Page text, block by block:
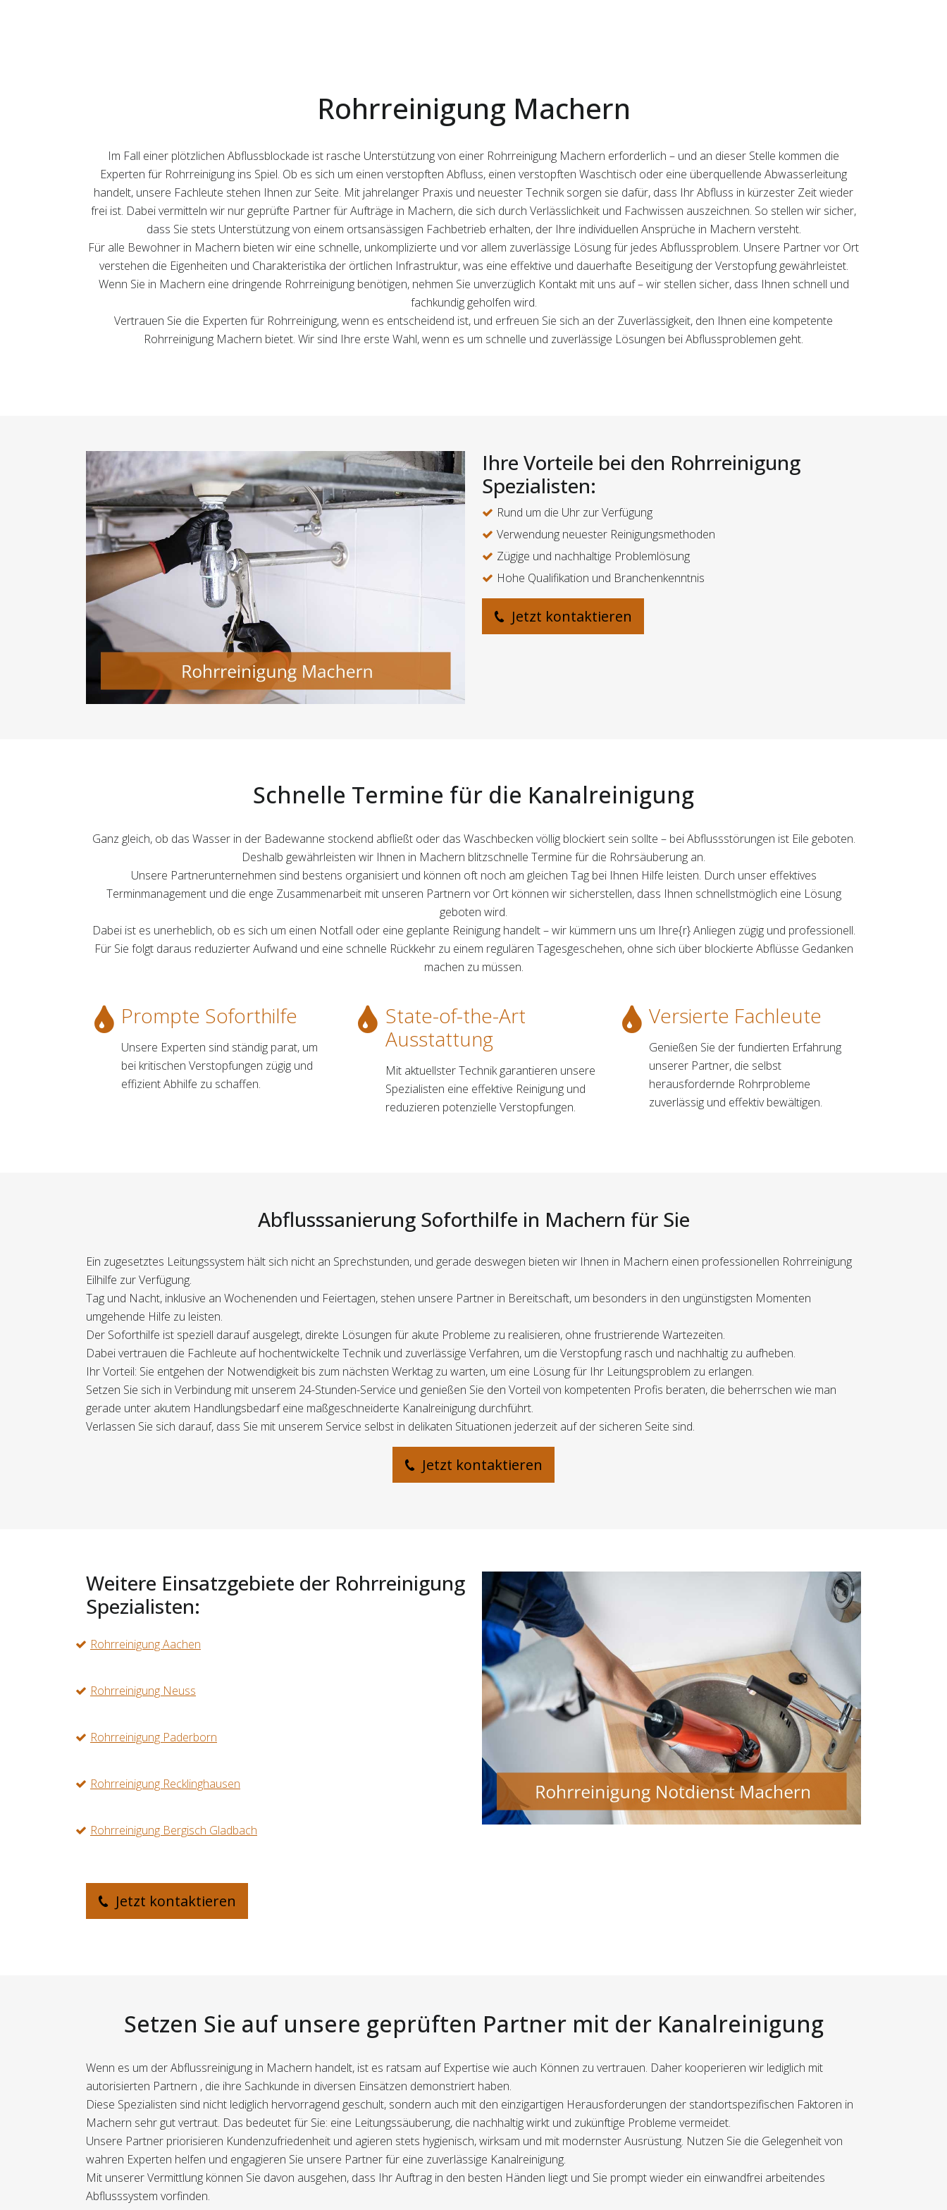
Rohrreinigung Machern
Im Fall einer plötzlichen Abflussblockade ist rasche Unterstützung von einer Rohrreinigung Machern erforderlich – und an dieser Stelle kommen die
Experten für Rohrreinigung ins Spiel. Ob es sich um einen verstopften Abfluss, einen verstopften Waschtisch oder eine überquellende Abwasserleitung
handelt, unsere Fachleute stehen Ihnen zur Seite. Mit jahrelanger Praxis und neuester Technik sorgen sie dafür, dass Ihr Abfluss in kürzester Zeit wieder
frei ist. Dabei vermitteln wir nur geprüfte Partner für Aufträge in Machern, die sich durch Verlässlichkeit und Fachwissen auszeichnen. So stellen wir sicher,
dass Sie stets Unterstützung von einem ortsansässigen Fachbetrieb erhalten, der Ihre individuellen Ansprüche in Machern versteht.
Für alle Bewohner in Machern bieten wir eine schnelle, unkomplizierte und vor allem zuverlässige Lösung für jedes Abflussproblem. Unsere Partner vor Ort
verstehen die Eigenheiten und Charakteristika der örtlichen Infrastruktur, was eine effektive und dauerhafte Beseitigung der Verstopfung gewährleistet.
Wenn Sie in Machern eine dringende Rohrreinigung benötigen, nehmen Sie unverzüglich Kontakt mit uns auf – wir stellen sicher, dass Ihnen schnell und
fachkundig geholfen wird.
Vertrauen Sie die Experten für Rohrreinigung, wenn es entscheidend ist, und erfreuen Sie sich an der Zuverlässigkeit, den Ihnen eine kompetente
Rohrreinigung Machern bietet. Wir sind Ihre erste Wahl, wenn es um schnelle und zuverlässige Lösungen bei Abflussproblemen geht.
Ihre Vorteile bei den Rohrreinigung
Spezialisten:
Rund um die Uhr zur Verfügung
Verwendung neuester Reinigungsmethoden
Zügige und nachhaltige Problemlösung
Hohe Qualifikation und Branchenkenntnis
Jetzt kontaktieren
Schnelle Termine für die Kanalreinigung
Ganz gleich, ob das Wasser in der Badewanne stockend abfließt oder das Waschbecken völlig blockiert sein sollte – bei Abflussstörungen ist Eile geboten.
Deshalb gewährleisten wir Ihnen in Machern blitzschnelle Termine für die Rohrsäuberung an.
Unsere Partnerunternehmen sind bestens organisiert und können oft noch am gleichen Tag bei Ihnen Hilfe leisten. Durch unser effektives
Terminmanagement und die enge Zusammenarbeit mit unseren Partnern vor Ort können wir sicherstellen, dass Ihnen schnellstmöglich eine Lösung
geboten wird.
Dabei ist es unerheblich, ob es sich um einen Notfall oder eine geplante Reinigung handelt – wir kümmern uns um Ihre{r} Anliegen zügig und professionell.
Für Sie folgt daraus reduzierter Aufwand und eine schnelle Rückkehr zu einem regulären Tagesgeschehen, ohne sich über blockierte Abflüsse Gedanken
machen zu müssen.
Prompte Soforthilfe
Unsere Experten sind ständig parat, um
bei kritischen Verstopfungen zügig und
effizient Abhilfe zu schaffen.
State-of-the-Art
Ausstattung
Mit aktuellster Technik garantieren unsere
Spezialisten eine effektive Reinigung und
reduzieren potenzielle Verstopfungen.
Versierte Fachleute
Genießen Sie der fundierten Erfahrung
unserer Partner, die selbst
herausfordernde Rohrprobleme
zuverlässig und effektiv bewältigen.
Abflusssanierung Soforthilfe in Machern für Sie
Ein zugesetztes Leitungssystem hält sich nicht an Sprechstunden, und gerade deswegen bieten wir Ihnen in Machern einen professionellen Rohrreinigung
Eilhilfe zur Verfügung.
Tag und Nacht, inklusive an Wochenenden und Feiertagen, stehen unsere Partner in Bereitschaft, um besonders in den ungünstigsten Momenten
umgehende Hilfe zu leisten.
Der Soforthilfe ist speziell darauf ausgelegt, direkte Lösungen für akute Probleme zu realisieren, ohne frustrierende Wartezeiten.
Dabei vertrauen die Fachleute auf hochentwickelte Technik und zuverlässige Verfahren, um die Verstopfung rasch und nachhaltig zu aufheben.
Ihr Vorteil: Sie entgehen der Notwendigkeit bis zum nächsten Werktag zu warten, um eine Lösung für Ihr Leitungsproblem zu erlangen.
Setzen Sie sich in Verbindung mit unserem 24-Stunden-Service und genießen Sie den Vorteil von kompetenten Profis beraten, die beherrschen wie man
gerade unter akutem Handlungsbedarf eine maßgeschneiderte Kanalreinigung durchführt.
Verlassen Sie sich darauf, dass Sie mit unserem Service selbst in delikaten Situationen jederzeit auf der sicheren Seite sind.
Jetzt kontaktieren
Weitere Einsatzgebiete der Rohrreinigung
Spezialisten:
Rohrreinigung Aachen
Rohrreinigung Neuss
Rohrreinigung Paderborn
Rohrreinigung Recklinghausen
Rohrreinigung Bergisch Gladbach
Jetzt kontaktieren
Setzen Sie auf unsere geprüften Partner mit der Kanalreinigung
Wenn es um der Abflussreinigung in Machern handelt, ist es ratsam auf Expertise wie auch Können zu vertrauen. Daher kooperieren wir lediglich mit
autorisierten Partnern , die ihre Sachkunde in diversen Einsätzen demonstriert haben.
Diese Spezialisten sind nicht lediglich hervorragend geschult, sondern auch mit den einzigartigen Herausforderungen der standortspezifischen Faktoren in
Machern sehr gut vertraut. Das bedeutet für Sie: eine Leitungssäuberung, die nachhaltig wirkt und zukünftige Probleme vermeidet.
Unsere Partner priorisieren Kundenzufriedenheit und agieren stets hygienisch, wirksam und mit modernster Ausrüstung. Nutzen Sie die Gelegenheit von
wahren Experten helfen und engagieren Sie unsere Partner für eine zuverlässige Kanalreinigung.
Mit unserer Vermittlung können Sie davon ausgehen, dass Ihr Auftrag in den besten Händen liegt und Sie prompt wieder ein einwandfrei arbeitendes
Abflusssystem vorfinden.